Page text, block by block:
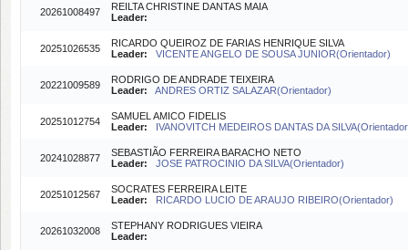
20261008497
REILTA CHRISTINE DANTAS MAIA
Leader:
20251026535
RICARDO QUEIROZ DE FARIAS HENRIQUE SILVA
Leader:
VICENTE ANGELO DE SOUSA JUNIOR(Orientador)
20221009589
RODRIGO DE ANDRADE TEIXEIRA
Leader:
ANDRES ORTIZ SALAZAR(Orientador)
20251012754
SAMUEL AMICO FIDELIS
Leader:
IVANOVITCH MEDEIROS DANTAS DA
20241028877
SEBASTIÃO FERREIRA BARACHO NETO
Leader:
JOSE PATROCINIO DA SILVA(Orientador)
20251012567
SOCRATES FERREIRA LEITE
Leader:
RICARDO LUCIO DE ARAUJO RIBEIRO(Orientador)
20261032008
STEPHANY RODRIGUES VIEIRA
Leader: